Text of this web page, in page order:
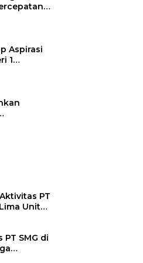
Aspirasi
1
PT
Unit
PT SMG di